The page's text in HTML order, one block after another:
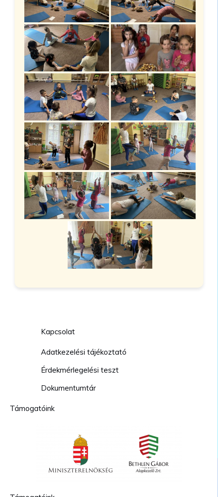
Kapcsolat
Adatkezelési tájékoztató
Érdekmérlegelési teszt
Dokumentumtár
Támogatóink